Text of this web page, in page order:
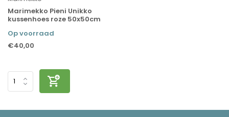
Marimekko Pieni Unikko
kussenhoes roze 50x50cm
Op voorraad
€40,00